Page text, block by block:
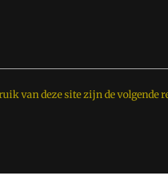
van deze site zijn de volgende